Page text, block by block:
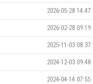
2026-05-28 14:47
2026-02-28 09:19
2025-11-03 08:37
2024-12-03 09:48
2024-04-14 07:55